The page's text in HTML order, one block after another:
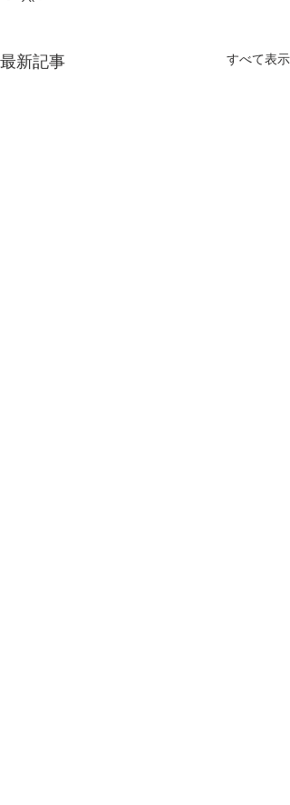
最新記事 すべて表示